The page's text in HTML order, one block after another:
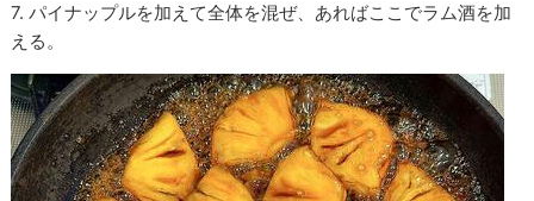
7. パイナップルを加えて全体を混ぜ、あればここでラム酒を加
える。